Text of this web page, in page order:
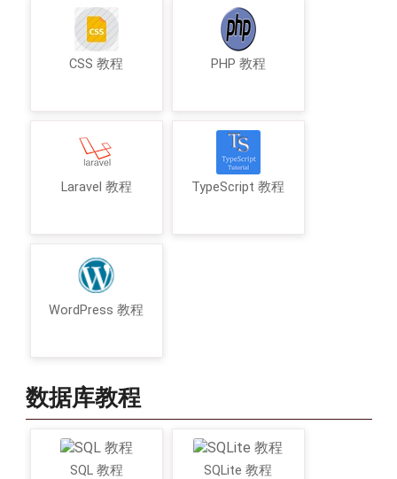
CSS 教程 PHP 教程
Laravel 教程 TypeScript 教程
WordPress 教程
数据库教程
SQL 教程 SQLite 教程